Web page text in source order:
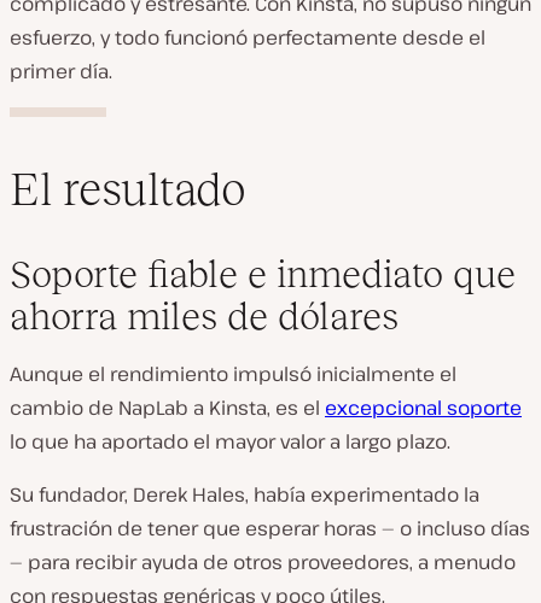
esfuerzo, y todo funcionó perfectamente desde el
primer día.
El resultado
Soporte fiable e inmediato que
ahorra miles de dólares
Aunque el rendimiento impulsó inicialmente el
cambio de NapLab a Kinsta, es el excepcional soporte
lo que ha aportado el mayor valor a largo plazo.
Su fundador, Derek Hales, había experimentado la
frustración de tener que esperar horas — o incluso días
— para recibir ayuda de otros proveedores, a menudo
con respuestas genéricas y poco útiles.